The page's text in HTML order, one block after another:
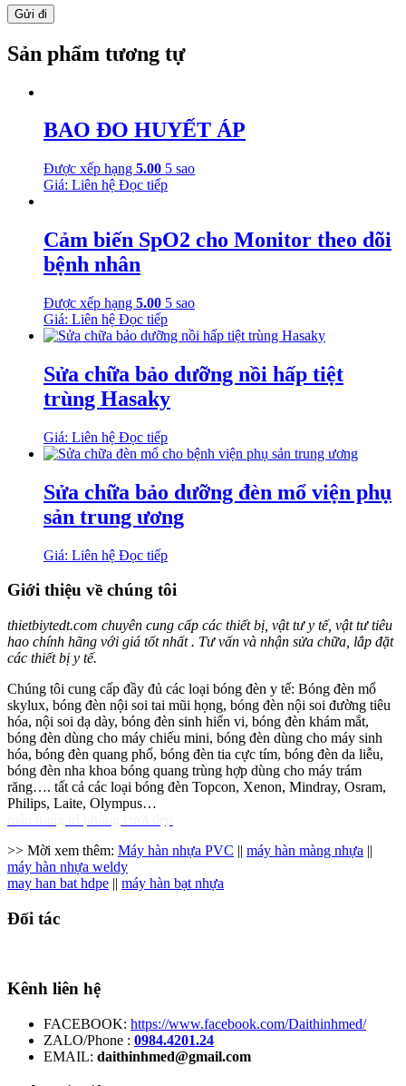
Sản phẩm tương tự
BAO ĐO HUYẾT ÁP
Được xếp hạng 5.00 5 sao
Giá: Liên hệ Đọc tiếp
Cảm biến SpO2 cho Monitor theo dõi
bệnh nhân
Được xếp hạng 5.00 5 sao
Giá: Liên hệ Đọc tiếp
Sửa chữa bảo dưỡng nồi hấp tiệt
trùng Hasaky
Giá: Liên hệ Đọc tiếp
Sửa chữa bảo dưỡng đèn mổ viện phụ
sản trung ương
Giá: Liên hệ Đọc tiếp
Giới thiệu về chúng tôi
thietbiytedt.com chuyên cung cấp các thiết bị, vật tư y tế, vật tư tiêu
hao chính hãng với giá tốt nhất . Tư vấn và nhận sửa chữa, lắp đặt
các thiết bị y tế.
Chúng tôi cung cấp đầy đủ các loại bóng đèn y tế: Bóng đèn mổ
skylux, bóng đèn nội soi tai mũi họng, bóng đèn nội soi đường tiêu
hóa, nội soi dạ dày, bóng đèn sinh hiển vi, bóng đèn khám mắt,
bóng đèn dùng cho máy chiếu mini, bóng đèn dùng cho máy sinh
hóa, bóng đèn quang phổ, bóng đèn tia cực tím, bóng đèn da liễu,
bóng đèn nha khoa bóng quang trùng hợp dùng cho máy trám
răng…. tất cả các loại bóng đèn Topcon, Xenon, Mindray, Osram,
Philips, Laite, Olympus…
>> Mời xem thêm: Máy hàn nhựa PVC || máy hàn màng nhựa ||
máy hàn nhựa weldy
may han bat hdpe || máy hàn bạt nhựa
Đối tác
Kênh liên hệ
FACEBOOK: https://www.facebook.com/Daithinhmed/
ZALO/Phone : 0984.4201.24
EMAIL: daithinhmed@gmail.com